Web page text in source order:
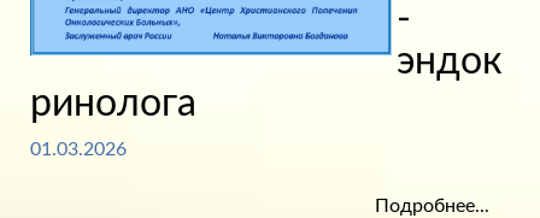
-
эндок
ринолога
01.03.2026
Подробнее...